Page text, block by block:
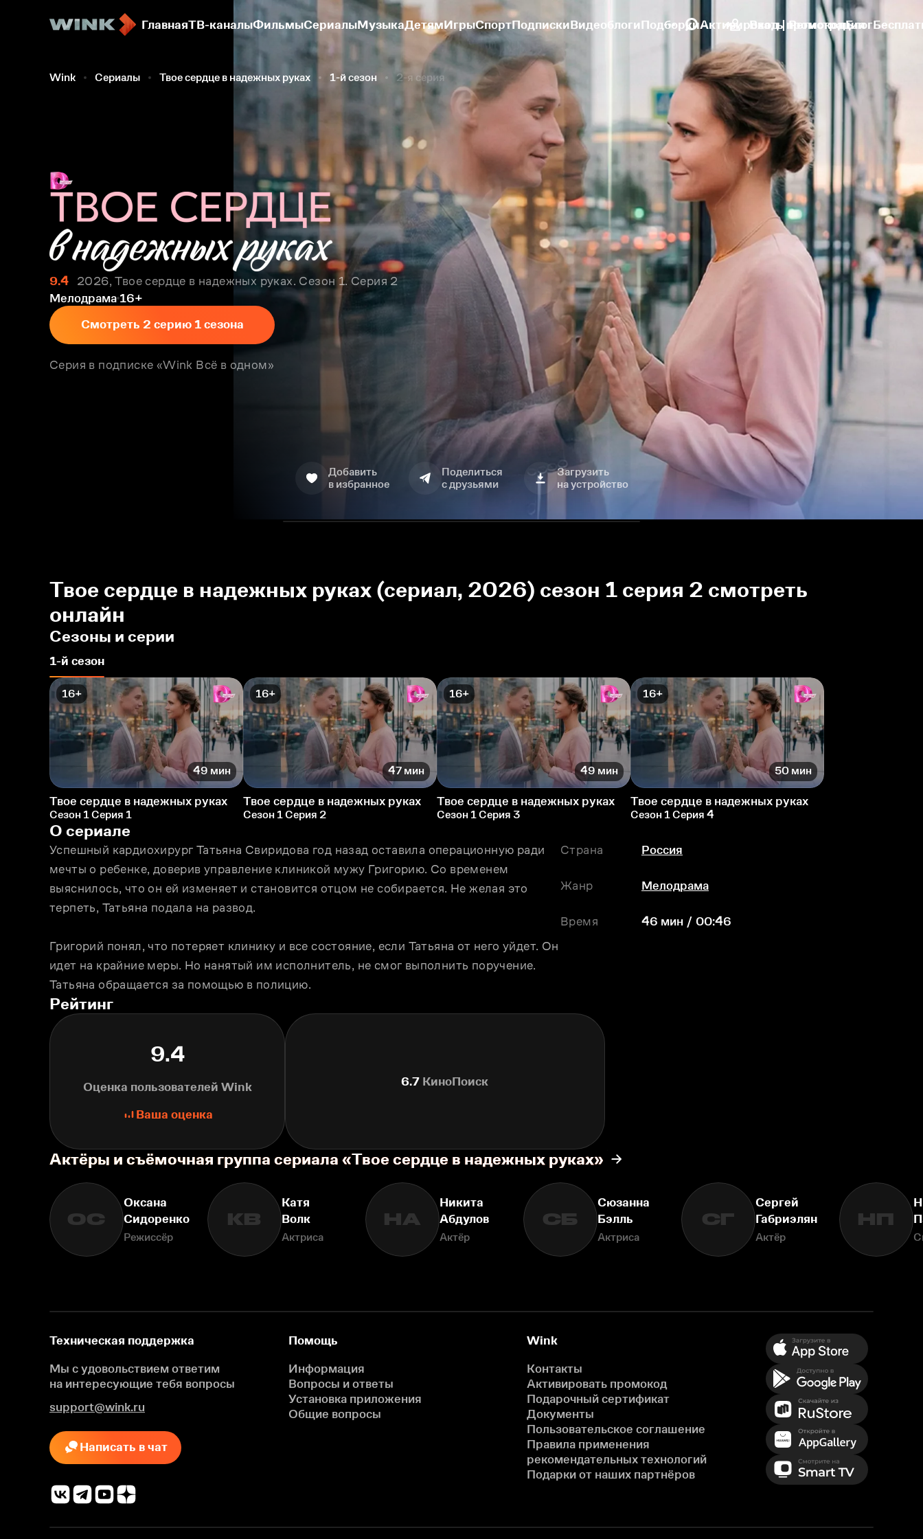
ГлавнаяТВ-каналыФильмыСериалыМузыкаДетямИгрыСпортПодпискиВидеоблогиПодборкиАктивировать промокодБлог
Вход | Регистрация
Wink Сериалы Твое сердце в надежных руках 1-й сезон 2-я серия
9.4
2026, Твое сердце в надежных руках. Сезон 1. Серия 2
Мелодрама 16+
Смотреть 2 серию 1 сезона
Серия в подписке «Wink Всё в одном»
Добавить
в избранное
Поделиться
с друзьями
Загрузить
на устройство
Твое сердце в надежных руках (сериал, 2026) сезон 1 серия 2 смотреть
онлайн
Сезоны и серии
1-й сезон
16+
49 мин
Твое сердце в надежных руках
Сезон 1 Серия 1
16+
47 мин
Твое сердце в надежных руках
Сезон 1 Серия 2
16+
49 мин
Твое сердце в надежных руках
Сезон 1 Серия 3
16+
50 мин
Твое сердце в надежных руках
Сезон 1 Серия 4
О сериале
Успешный кардиохирург Татьяна Свиридова год назад оставила операционную ради
мечты о ребенке, доверив управление клиникой мужу Григорию. Со временем
выяснилось, что он ей изменяет и становится отцом не собирается. Не желая это
терпеть, Татьяна подала на развод.
Григорий понял, что потеряет клинику и все состояние, если Татьяна от него уйдет. Он
идет на крайние меры. Но нанятый им исполнитель, не смог выполнить поручение.
Татьяна обращается за помощью в полицию.
Страна Россия
Жанр Мелодрама
Время 46 мин / 00:46
Рейтинг
9.4
Оценка пользователей Wink
Ваша оценка
6.7 КиноПоиск
Актёры и съёмочная группа сериала «Твое сердце в надежных руках»
ОС
Оксана
Сидоренко
Режиссёр
КВ
Катя
Волк
Актриса
НА
Никита
Абдулов
Актёр
СБ
Сюзанна
Бэлль
Актриса
СГ
Сергей
Габриэлян
Актёр
НП
Техническая поддержка
Мы с удовольствием ответим
на интересующие тебя вопросы
support@wink.ru
Написать в чат
Помощь
Информация
Вопросы и ответы
Установка приложения
Общие вопросы
Wink
Контакты
Активировать промокод
Подарочный сертификат
Документы
Пользовательское соглашение
Правила применения
рекомендательных технологий
Подарки от наших партнёров